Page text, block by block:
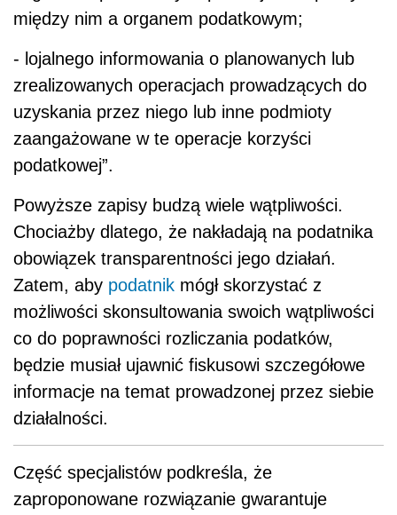
między nim a organem podatkowym;
- lojalnego informowania o planowanych lub
zrealizowanych operacjach prowadzących do
uzyskania przez niego lub inne podmioty
zaangażowane w te operacje korzyści
podatkowej”.
Powyższe zapisy budzą wiele wątpliwości.
Chociażby dlatego, że nakładają na podatnika
obowiązek transparentności jego działań.
Zatem, aby podatnik mógł skorzystać z
możliwości skonsultowania swoich wątpliwości
co do poprawności rozliczania podatków,
będzie musiał ujawnić fiskusowi szczegółowe
informacje na temat prowadzonej przez siebie
działalności.
Część specjalistów podkreśla, że
zaproponowane rozwiązanie gwarantuje